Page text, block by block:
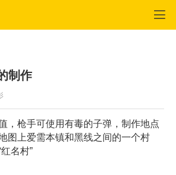
制作
枪手可使用有毒的子弹，制作地点
图上爱需本镇和黑线之间的一个村
名村”